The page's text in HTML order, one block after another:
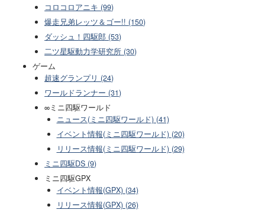
コロコロアニキ (99)
爆走兄弟レッツ＆ゴー!! (150)
ダッシュ！四駆郎 (53)
二ツ星駆動力学研究所 (30)
ゲーム
超速グランプリ (24)
ワールドランナー (31)
∞ミニ四駆ワールド
ニュース(ミニ四駆ワールド) (41)
イベント情報(ミニ四駆ワールド) (20)
リリース情報(ミニ四駆ワールド) (29)
ミニ四駆DS (9)
ミニ四駆GPX
イベント情報(GPX) (34)
リリース情報(GPX) (26)